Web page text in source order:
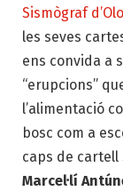
Sismògraf
les seves
ens convida a
“erupcions”
l’alimentació
bosc com a
caps de cartell
Marcel·lí